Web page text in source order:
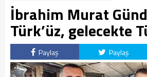
İbrahim Murat
Türk’üz, gelecekte
Paylaş Paylaş